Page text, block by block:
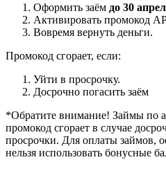
Оформить заём до 30
Активировать промокод
Вовремя вернуть деньги.
Промокод сгорает, если:
Уйти в просрочку.
Досрочно погасить заём
*Обратите внимание! Займы по
промокод сгорает в случае
просрочки. Для оплаты займов,
нельзя использовать бонусные